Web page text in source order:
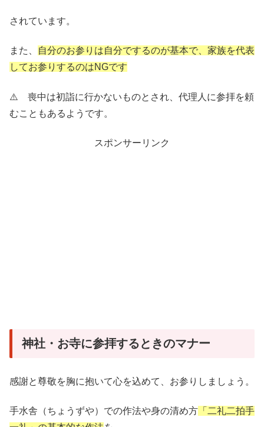
されています。
また、
自分のお参りは自分でするのが基本で、家族を代表
してお参りするのはNGです
⚠️ 喪中は初詣に行かないものとされ、代理人に参拝を頼
むこともあるようです。
スポンサーリンク
神社・お寺に参拝するときのマナー
感謝と尊敬を胸に抱いて心を込めて、お参りしましょう。
手水舎（ちょうずや）での作法や身の清め方 「二礼二拍手